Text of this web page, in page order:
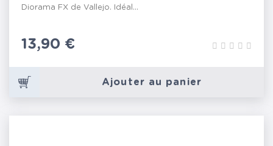
Diorama FX de Vallejo. Idéal...
Prix
13,90 €
Ajouter au panier